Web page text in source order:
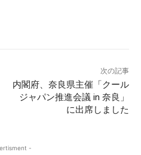
次の記事
内閣府、奈良県主催「クール
ジャパン推進会議 in 奈良」
に出席しました
-